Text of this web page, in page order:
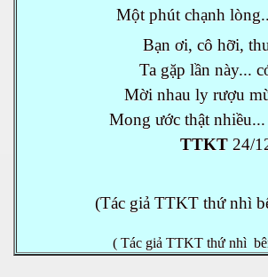
Một phút chạnh
Bạn ơi, cô hỡi,
Ta gặp lần này...
Mời nhau ly rượu
Mong ước thật nhiều...
TTKT 24/
(Tác giả TTKT thứ nhì
( Tác giả TTKT thứ nhì